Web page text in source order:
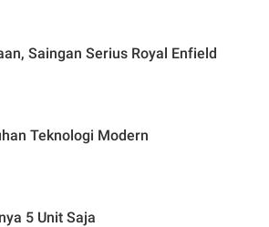
Saingan Serius Royal Enfield
Teknologi Modern
5 Unit Saja